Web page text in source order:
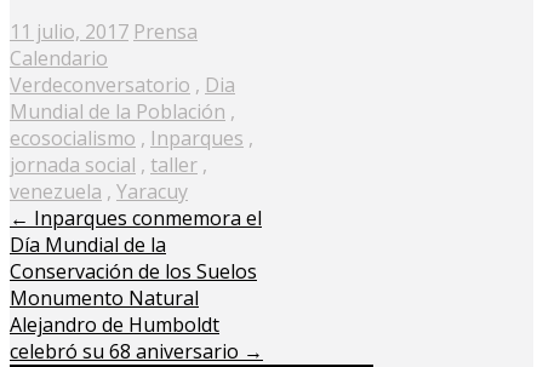
Posted
on
11 julio, 2017 Prensa
Calendario
Verdeconversatorio , Dia
Mundial de la Población ,
ecosocialismo , Inparques ,
jornada social , taller ,
venezuela , Yaracuy
← Inparques conmemora el
Día Mundial de la
Conservación de los Suelos
Monumento Natural
Alejandro de Humboldt
celebró su 68 aniversario →